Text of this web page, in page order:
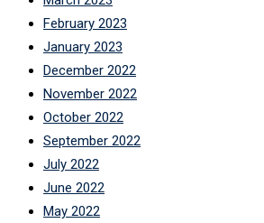
February 2023
January 2023
December 2022
November 2022
October 2022
September 2022
July 2022
June 2022
May 2022